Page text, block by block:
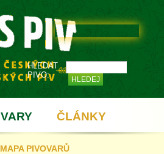
HLEDAT
PIVO:
MAPA PIVOVARŮ
ČLÁNKY